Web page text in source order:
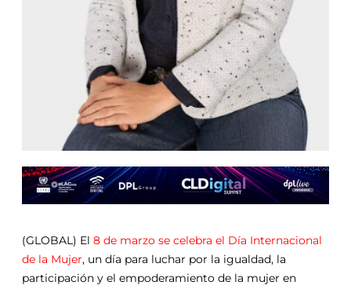
(GLOBAL) El 8 de marzo se celebra el Día Internacional
de la Mujer, un día para luchar por la igualdad, la
participación y el empoderamiento de la mujer en